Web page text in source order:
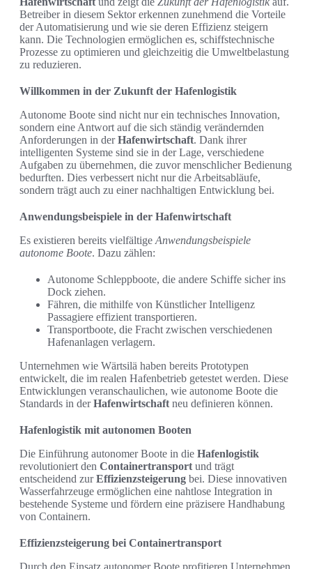
Betreiber in diesem Sektor erkennen zunehmend die Vorteile
der Automatisierung und wie sie deren Effizienz steigern
kann. Die Technologien ermöglichen es, schiffstechnische
Prozesse zu optimieren und gleichzeitig die Umweltbelastung
zu reduzieren.
Willkommen in der Zukunft der Hafenlogistik
Autonome Boote sind nicht nur ein technisches Innovation,
sondern eine Antwort auf die sich ständig verändernden
Anforderungen in derHafenwirtschaft. Dank ihrer
intelligenten Systeme sind sie in der Lage, verschiedene
Aufgaben zu übernehmen, die zuvor menschlicher Bedienung
bedurften. Dies verbessert nicht nur die Arbeitsabläufe,
sondern trägt auch zu einer nachhaltigen Entwicklung bei.
Anwendungsbeispiele in der Hafenwirtschaft
Es existieren bereits vielfältige Anwendungsbeispiele
autonome Boote. Dazu zählen:
Autonome Schleppboote, die andere Schiffe sicher ins
Dock ziehen.
Fähren, die mithilfe von Künstlicher Intelligenz
Passagiere effizient transportieren.
Transportboote, die Fracht zwischen verschiedenen
Hafenanlagen verlagern.
Unternehmen wie Wärtsilä haben bereits Prototypen
entwickelt, die im realen Hafenbetrieb getestet werden. Diese
Entwicklungen veranschaulichen, wie autonome Boote die
Standards in derHafenwirtschaft neu definieren können.
Hafenlogistik mit autonomen Booten
Die Einführung autonomer Boote in die Hafenlogistik
revolutioniert den Containertransport und trägt
entscheidend zurEffizienzsteigerung bei. Diese innovativen
Wasserfahrzeuge ermöglichen eine nahtlose Integration in
bestehende Systeme und fördern eine präzisere Handhabung
von Containern.
Effizienzsteigerung bei Containertransport